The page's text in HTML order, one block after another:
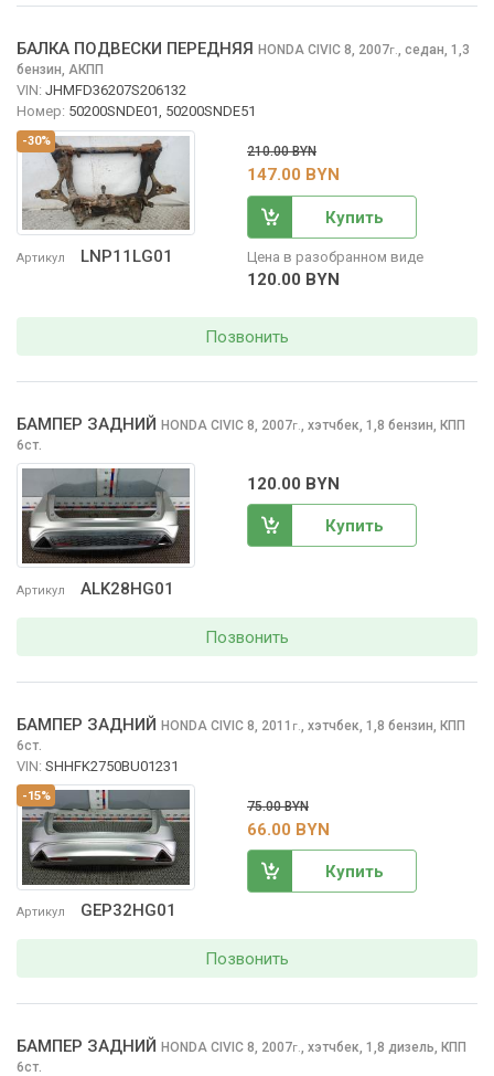
-30%
Артикул LNP11LG01
БАЛКА ПОДВЕСКИ ПЕРЕДНЯЯ HONDA CIVIC 8, 2007г., седан, 1,3
бензин, АКПП
VIN: JHMFD36207S206132
Номер: 50200SNDE01, 50200SNDE51
210.00 BYN
147.00 BYN
Купить
Цена в разобранном виде
120.00 BYN
Позвонить
Артикул ALK28HG01
БАМПЕР ЗАДНИЙ HONDA CIVIC 8, 2007г. хэтчбек, 1,8 бензин, КПП
6ст.
120.00 BYN
Купить
Позвонить
-15%
Артикул GEP32HG01
БАМПЕР ЗАДНИЙ HONDA CIVIC 8, 2011 г. хэтчбек, 1,8 бензин, КПП
6ст.
VIN: SHHFK2750BU01231
75.00 BYN
66.00 BYN
Купить
Позвонить
БАМПЕР ЗАДНИЙ HONDA CIVIC 8, 2007г. хэтчбек, 1,8 дизель, КПП
6ст.